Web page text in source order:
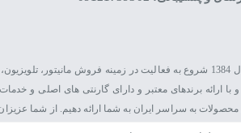
فروشگاه اینترنتی تکتازشاپ از سال 1384 شروع به فعالیت در
و با ارائه برندهای معتبر و دارای گارنتی های اصلی و
به سراسر ایران به شما ارائه دهیم. از شما